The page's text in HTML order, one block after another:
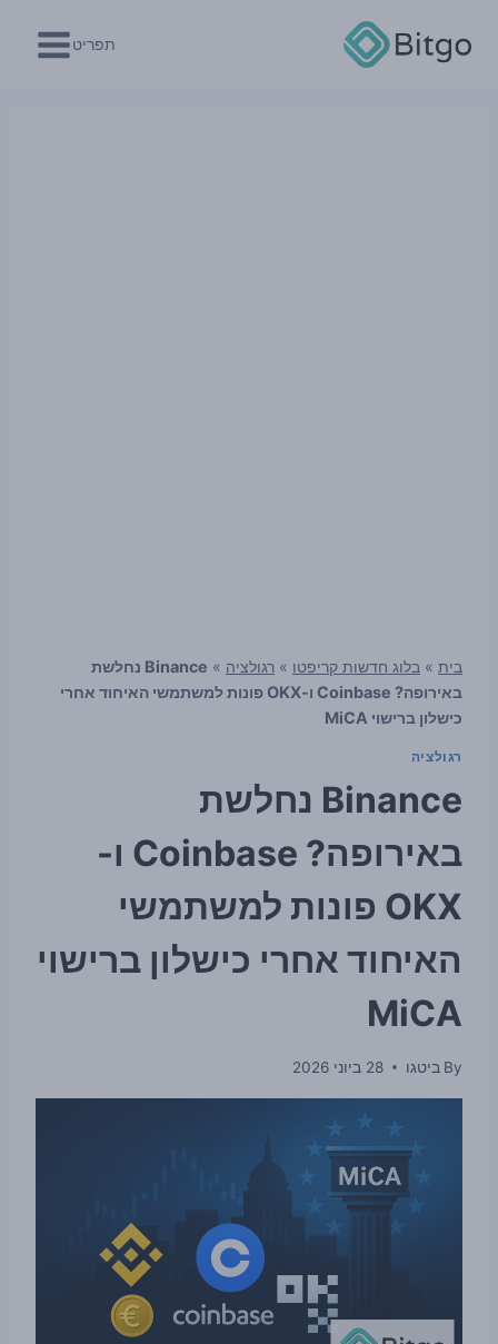
תפריט
בית » בלוג חדשות קריפטו » רגולציה »
Binance נחלשת
באירופה? Coinbase ו-OKX פונות למשתמשי האיחוד אחרי
כישלון ברישוי MiCA
רגולציה
Binance נחלשת
באירופה? Coinbase ו-
OKX פונות למשתמשי
האיחוד אחרי כישלון ברישוי
MiCA
By ביטגו 28 ביוני 2026